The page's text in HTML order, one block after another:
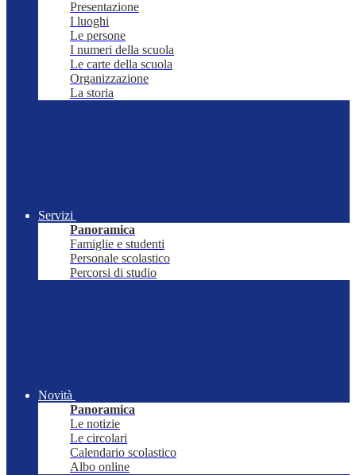
Presentazione
I luoghi
Le persone
I numeri della scuola
Le carte della scuola
Organizzazione
La storia
Servizi
Panoramica
Famiglie e studenti
Personale scolastico
Percorsi di studio
Novità
Panoramica
Le notizie
Le circolari
Calendario scolastico
Albo online